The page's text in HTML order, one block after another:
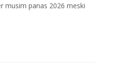
musim panas 2026 meski